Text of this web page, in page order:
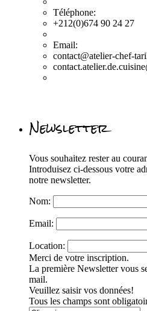
Téléphone:
+212(0)674 90 24 27
Email:
contact@atelier-chef-
Newsletter
Vous souhaitez rester au
Introduisez ci-dessous votre
notre newsletter.
Nom:
Email:
Location:
Merci de votre inscription.
La première Newsletter vous
mail.
Veuillez saisir vos données!
Tous les champs sont